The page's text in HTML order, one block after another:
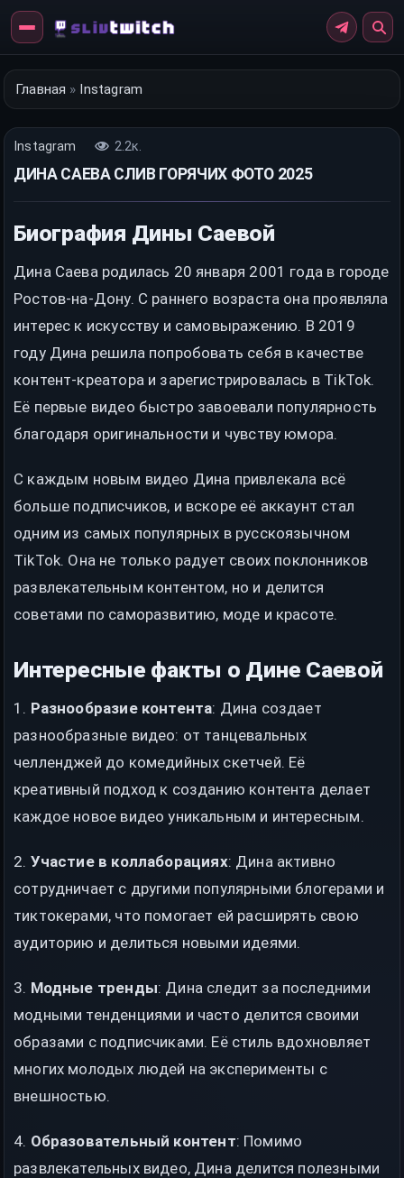
Перейти
контенту
Главная » Instagram
Instagram 2.2к.
ДИНА САЕВА СЛИВ ГОРЯЧИХ ФОТО 2025
Биография Дины Саевой
Дина Саева родилась 20 января 2001 года в городе
Ростов-на-Дону. С раннего возраста она проявляла
интерес к искусству и самовыражению. В 2019
году Дина решила попробовать себя в качестве
контент-креатора и зарегистрировалась в TikTok.
Её первые видео быстро завоевали популярность
благодаря оригинальности и чувству юмора.
С каждым новым видео Дина привлекала всё
больше подписчиков, и вскоре её аккаунт стал
одним из самых популярных в русскоязычном
TikTok. Она не только радует своих поклонников
развлекательным контентом, но и делится
советами по саморазвитию, моде и красоте.
Интересные факты о Дине Саевой
1. Разнообразие контента: Дина создает
разнообразные видео: от танцевальных
челленджей до комедийных скетчей. Её
креативный подход к созданию контента делает
каждое новое видео уникальным и интересным.
2. Участие в коллаборациях: Дина активно
сотрудничает с другими популярными блогерами и
тиктокерами, что помогает ей расширять свою
аудиторию и делиться новыми идеями.
3. Модные тренды: Дина следит за последними
модными тенденциями и часто делится своими
образами с подписчиками. Её стиль вдохновляет
многих молодых людей на эксперименты с
внешностью.
4. Образовательный контент: Помимо
развлекательных видео, Дина делится полезными